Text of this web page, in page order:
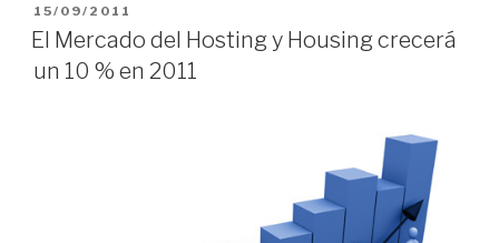
PUBLICADO
EL
15/09/2011
El Mercado del Hosting y Housing crecerá
un 10 % en 2011